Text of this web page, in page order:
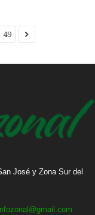
49
José y Zona Sur del